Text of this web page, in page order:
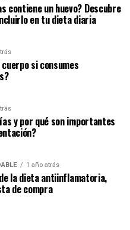
contiene un huevo? Descubre
en tu dieta diaria
si consumes
y por qué son importantes
1 año atrás
la dieta antiinflamatoria,
de compra